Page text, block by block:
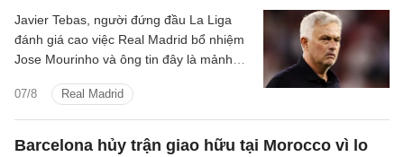
07/8 Real Madrid
Javier Tebas, người đứng đầu La Liga
đánh giá cao việc Real Madrid bổ nhiệm
Jose Mourinho và ông tin đây là mảnh
Barcelona hủy trận giao hữu tại Morocco vì lo